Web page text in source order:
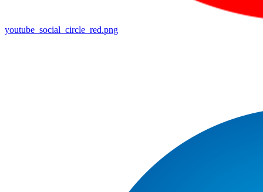
youtube_social_circle_red.png